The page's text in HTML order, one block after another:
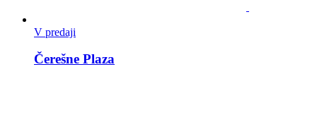
V predaji
Čerešne Plaza